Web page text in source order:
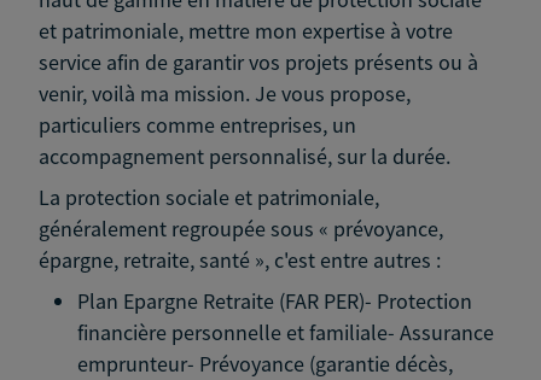
et patrimoniale, mettre mon expertise à votre
service afin de garantir vos projets présents ou à
venir, voilà ma mission. Je vous propose,
particuliers comme entreprises, un
accompagnement personnalisé, sur la durée.
La protection sociale et patrimoniale,
généralement regroupée sous « prévoyance,
épargne, retraite, santé », c'est entre autres :
Plan Epargne Retraite (FAR PER)- Protection
financière personnelle et familiale- Assurance
emprunteur- Prévoyance (garantie décès,